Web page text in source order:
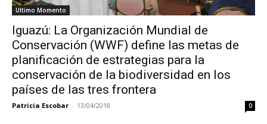
Ultimo Momento
Iguazú: La Organización Mundial de
Conservación (WWF) define las metas de
planificación de estrategias para la
conservación de la biodiversidad en los
países de las tres frontera
Patricia Escobar - 13/04/2018 0